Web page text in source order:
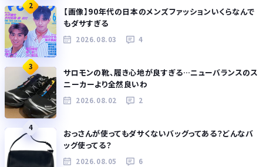
2
【画像】90年代の日本のメンズファッションいくらなんで
もダサすぎる
2026.08.03 4
3
サロモンの靴、履き心地が良すぎる…ニューバランスのス
ニーカーより全然良いわ
2026.08.02 2
4
おっさんが使ってもダサくないバッグってある？どんなバ
ッグ使ってる？
2026.08.05 6